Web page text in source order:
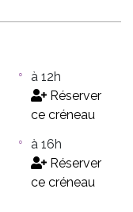
à 12h
Réserver
ce créneau
à 16h
Réserver
ce créneau